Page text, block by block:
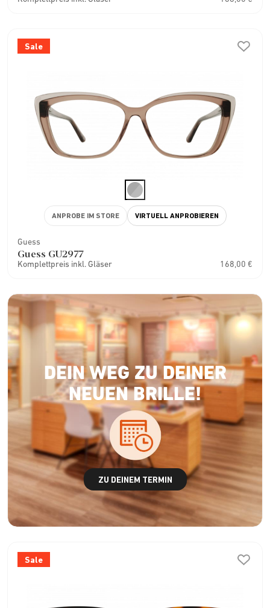
Sale
Guess
Guess GU2977
Komplettpreis inkl. Gläser 168,00 €
ANPROBE IM STORE VIRTUELL ANPROBIEREN
DEIN WEG ZU DEINER
NEUEN BRILLE!
ZU DEINEM TERMIN
Sale